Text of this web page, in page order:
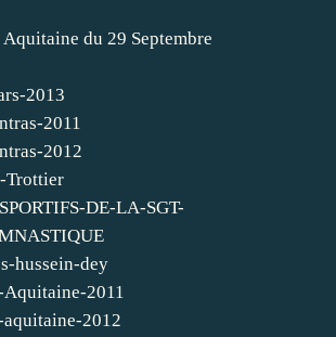
du 29 Septembre
2013
2011
2012
Trottier
DE-LA-SGT-
hussein-dey
2011
2012